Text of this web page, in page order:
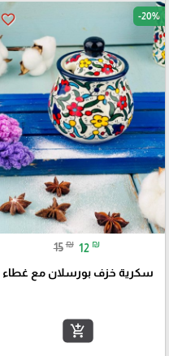
favorite_border -20%
15 ₪ 12 ₪
سكرية خزف بورسلان مع غطاء
add_shopping_cart